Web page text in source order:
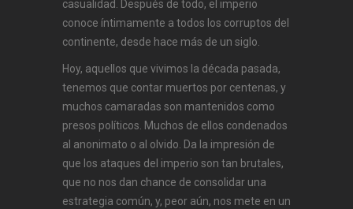
casualidad. Después de todo, el imperio
conoce íntimamente a todos los corruptos del
continente, desde hace más de un siglo.
Hoy, aquellos que vivimos la década pasada,
tenemos que contar muertos por centenas, y
muchos camaradas son mantenidos como
presos políticos. Muchos de ellos condenados
al anonimato o al olvido. Da la impresión de
que los ataques del imperio son tan brutales,
que no nos dan chance de consolidar una
estrategia común, y, peor aún, nos mete en un